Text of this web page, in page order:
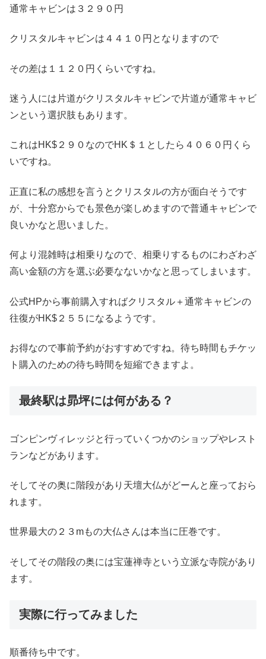
通常キャビンは３２９０円
クリスタルキャビンは４４１０円となりますので
その差は１１２０円くらいですね。
迷う人には片道がクリスタルキャビンで片道が通常キャビ
ンという選択肢もあります。
これはHK$２９０なのでHK＄１としたら４０６０円くら
いですね。
正直に私の感想を言うとクリスタルの方が面白そうです
が、十分窓からでも景色が楽しめますので普通キャビンで
良いかなと思いました。
何より混雑時は相乗りなので、相乗りするものにわざわざ
高い金額の方を選ぶ必要なないかなと思ってしまいます。
公式HPから事前購入すればクリスタル＋通常キャビンの
往復がHK$２５５になるようです。
お得なので事前予約がおすすめですね。待ち時間もチケッ
ト購入のための待ち時間を短縮できますよ。
最終駅は昴坪には何がある？
ゴンピンヴィレッジと行っていくつかのショップやレスト
ランなどがあります。
そしてその奥に階段があり天壇大仏がどーんと座っておら
れます。
世界最大の２３mもの大仏さんは本当に圧巻です。
そしてその階段の奥には宝蓮禅寺という立派な寺院があり
ます。
実際に行ってみました
順番待ち中です。